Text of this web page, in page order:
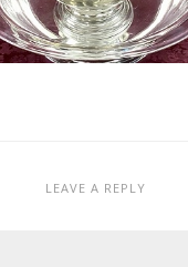
LEAVE A REPLY